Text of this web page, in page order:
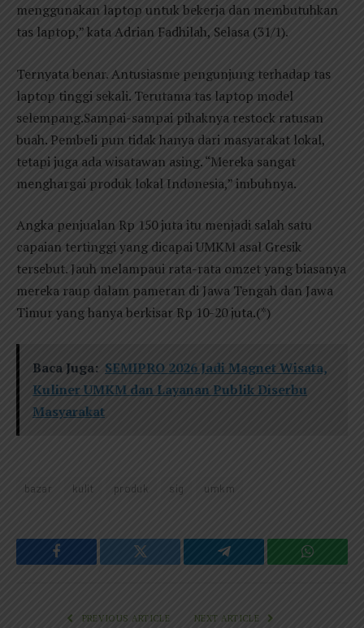
menggunakan laptop untuk bekerja dan membutuhkan
tas laptop,” kata Adrian Fadhilah, Selasa (31/1).
Ternyata benar. Antusiasme pengunjung terhadap tas
laptop tinggi sekali. Terutama tas laptop model
selempang.Sampai-sampai pihaknya restock ratusan
buah. Pembeli pun tidak hanya dari masyarakat lokal,
tetapi juga ada wisatawan asing. “Mereka sangat
menghargai produk lokal Indonesia,” imbuhnya.
Angka penjualan Rp 150 juta itu menjadi salah satu
capaian tertinggi yang dicapai UMKM asal Gresik
tersebut. Jauh melampaui rata-rata omzet yang biasanya
mereka raup dalam pameran di Jawa Tengah dan Jawa
Timur yang hanya berkisar Rp 10-20 juta.(*)
Baca Juga: SEMIPRO 2026 Jadi Magnet Wisata,
Kuliner UMKM dan Layanan Publik Diserbu
Masyarakat
bazar kulit produk sig umkm
Facebook Twitter Telegram
PREVIOUS ARTICLE NEXT ARTICLE